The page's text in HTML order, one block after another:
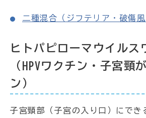
二種混合（ジフテリア・破傷
ヒトパピローマウイルス
（HPVワクチン・子宮頸
ン）
子宮頸部（子宮の入り口）にでき